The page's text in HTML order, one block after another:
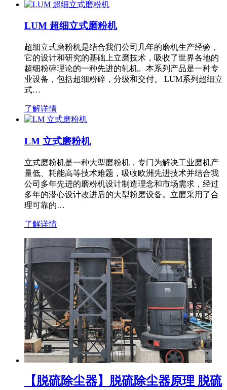
LUM 超细立式磨粉机
超细立式磨粉机是结合我们公司几年的磨机生产经验，
它的设计和研究的基础上立磨技术，吸收了世界各地的
超细粉碎理论的一种先进的轧机。本系列产品是一种专
业设备，包括超细粉碎，分级和交付。 LUM系列超细立
式…
了解详情
LM 立式磨粉机
立式磨粉机是一种大型磨粉机，专门为解决工业磨机产
量低、耗能高等技术难题，吸收欧洲先进技术并结合我
公司多年先进的磨粉机设计制造理念和市场需求，经过
多年的潜心设计改进后的大型粉磨设备。立磨采用了合
理可靠的…
了解详情
【脱硫除尘器】脱硫除尘器原理 脱硫